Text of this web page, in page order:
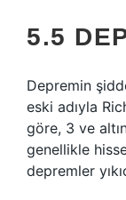
5.5
Depremin
eski adıyla
göre, 3 ve
genellikle
depremler